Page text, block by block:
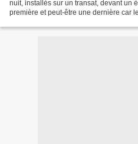
nuit, installés sur un transat, devant un
première et peut-être une dernière car